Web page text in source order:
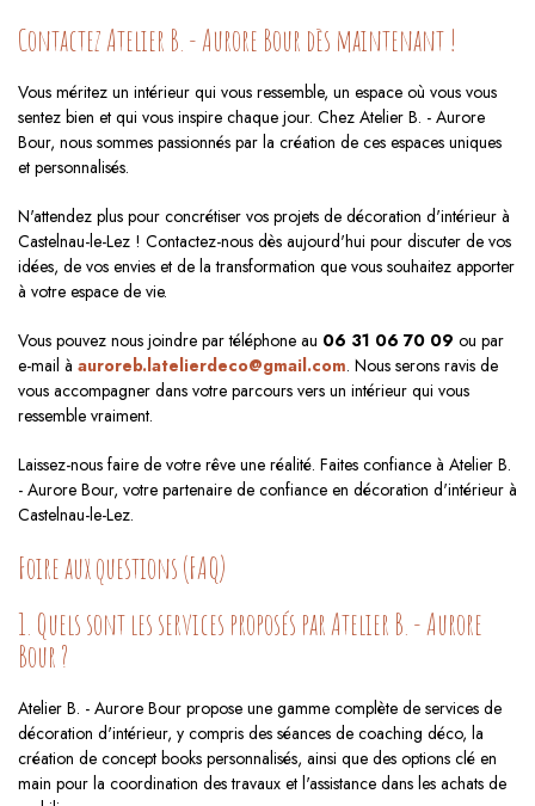
Contactez Atelier B. - Aurore Bour dès maintenant !
Vous méritez un intérieur qui vous ressemble, un espace où vous vous
sentez bien et qui vous inspire chaque jour. Chez Atelier B. - Aurore
Bour, nous sommes passionnés par la création de ces espaces uniques
et personnalisés.
N'attendez plus pour concrétiser vos projets de décoration d'intérieur à
Castelnau-le-Lez ! Contactez-nous dès aujourd'hui pour discuter de vos
idées, de vos envies et de la transformation que vous souhaitez apporter
à votre espace de vie.
Vous pouvez nous joindre par téléphone au 06 31 06 70 09 ou par
e-mail à auroreb.latelierdeco@gmail.com. Nous serons ravis de
vous accompagner dans votre parcours vers un intérieur qui vous
ressemble vraiment.
Laissez-nous faire de votre rêve une réalité. Faites confiance à Atelier B.
- Aurore Bour, votre partenaire de confiance en décoration d'intérieur à
Castelnau-le-Lez.
Foire aux questions (FAQ)
1. Quels sont les services proposés par Atelier B. - Aurore
Bour ?
Atelier B. - Aurore Bour propose une gamme complète de services de
décoration d'intérieur, y compris des séances de coaching déco, la
création de concept books personnalisés, ainsi que des options clé en
main pour la coordination des travaux et l'assistance dans les achats de